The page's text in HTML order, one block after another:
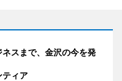
スまで、金沢の今を発
ティア